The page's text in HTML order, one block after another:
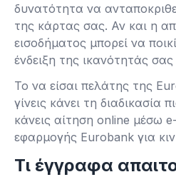
δυνατότητα να
της κάρτας σας. Αν και η
εισοδήματος μπορεί να
ένδειξη της ικανότητάς
Το να είσαι πελάτης της
γίνεις κάνει τη διαδικασία
κάνεις αίτηση online μέσω
εφαρμογής Eurobank για
Τι έγγραφα